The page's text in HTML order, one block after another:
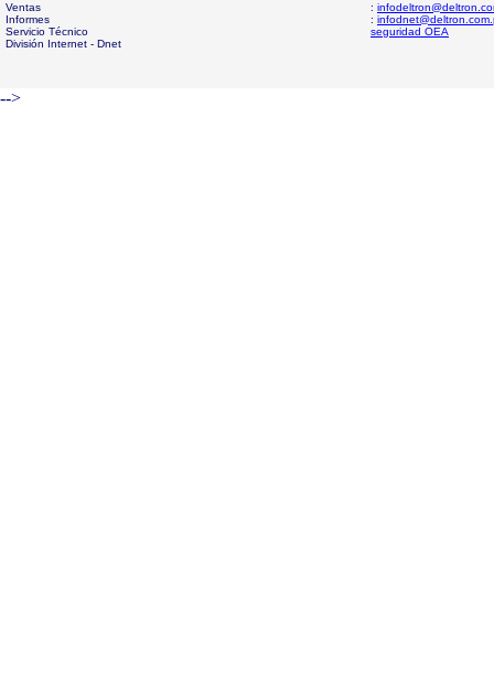
Ventas
Informes
Servicio Técnico
División Internet - Dnet
:
:
seguridad OEA
-->